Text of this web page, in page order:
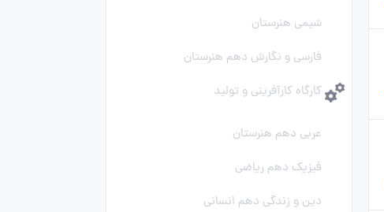
شیمی هنرستان
فارسی و نگارش دهم هنرستان
کارگاه کارآفرینی و تولید
عربی دهم هنرستان
فیزیک دهم ریاضی
دین و زندگی دهم انسانی